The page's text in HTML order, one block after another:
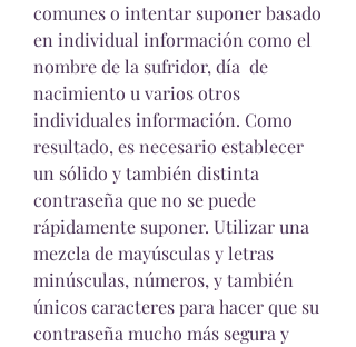
comunes o intentar suponer basado
en individual información como el
nombre de la sufridor, día  de
nacimiento u varios otros
individuales información. Como
resultado, es necesario establecer
un sólido y también distinta
contraseña que no se puede
rápidamente suponer. Utilizar una
mezcla de mayúsculas y letras
minúsculas, números, y también
únicos caracteres para hacer que su
contraseña mucho más segura y